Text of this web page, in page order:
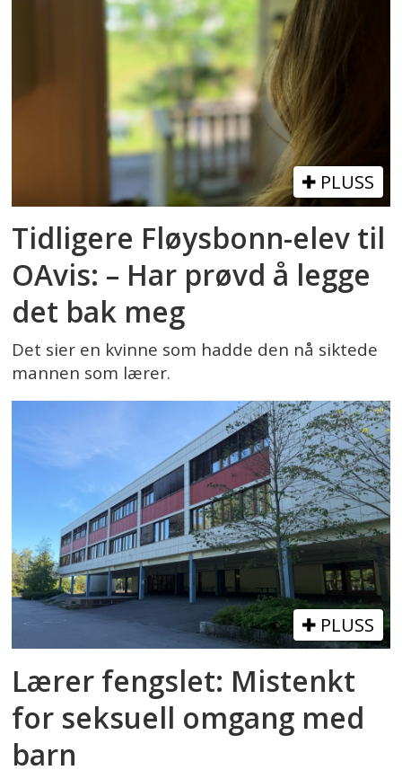
PLUSS
Tidligere Fløysbonn-elev til
OAvis: – Har prøvd å legge
det bak meg
Det sier en kvinne som hadde den nå siktede
mannen som lærer.
PLUSS
Lærer fengslet: Mistenkt
for seksuell omgang med
barn